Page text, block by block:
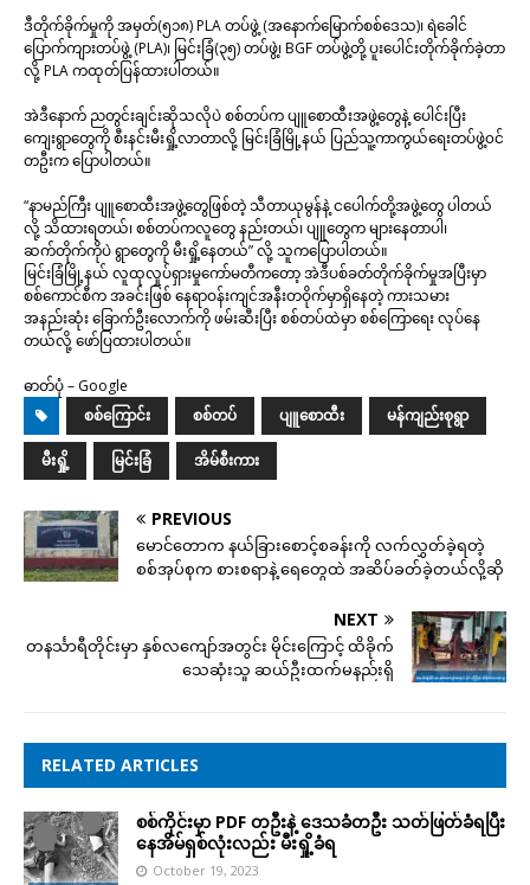
ဒီတိုက်ခိုက်မှုကို အမှတ်(၅၁၈) PLA တပ်ဖွဲ့ (အနောက်မြောက်စစ်ဒေသ)၊ ရဲခေါင်
ပြောက်ကျားတပ်ဖွဲ့ (PLA)၊ မြင်းခြံ(၃၅) တပ်ဖွဲ့၊ BGF တပ်ဖွဲ့တို့ ပူးပေါင်းတိုက်ခိုက်ခဲ့တာ
လို့ PLA ကထုတ်ပြန်ထားပါတယ်။
အဲဒီနောက် ညတွင်းချင်းဆိုသလိုပဲ စစ်တပ်က ပျူစောထီးအဖွဲ့တွေနဲ့ ပေါင်းပြီး
ကျေးရွာတွေကို စီးနင်းမီးရှို့လာတာလို့ မြင်းခြံမြို့နယ် ပြည်သူ့ကာကွယ်ရေးတပ်ဖွဲ့၀င်
တဦးက ပြောပါတယ်။
“နာမည်ကြီး ပျူစောထီးအဖွဲ့တွေဖြစ်တဲ့ သီတာယုမွန်နဲ့ ငပေါက်တို့အဖွဲ့တွေ ပါတယ်
လို့ သိထားရတယ်၊ စစ်တပ်ကလူတွေ နည်းတယ်၊ ပျူတွေက များနေတာပါ၊
ဆက်တိုက်ကိုပဲ ရွာတွေကို မီးရှို့နေတယ်” လို့ သူကပြောပါတယ်။
မြင်းခြံမြို့နယ် လူထုလှုပ်ရှားမှုကော်မတီကတော့ အဲဒီပစ်ခတ်တိုက်ခိုက်မှုအပြီးမှာ
စစ်ကောင်စီက အခင်းဖြစ် နေရာဝန်းကျင်အနီးတဝိုက်မှာရှိနေတဲ့ ကားသမား
အနည်းဆုံး ခြောက်ဦးလောက်ကို ဖမ်းဆီးပြီး စစ်တပ်ထဲမှာ စစ်ကြောရေး လုပ်နေ
တယ်လို့ ဖော်ပြထားပါတယ်။
ဓာတ်ပုံ – Google
စစ်ကြောင်း
စစ်တပ် ပျူစောထီး မန်ကျည်းစုရွာ
မီးရှို့ မြင်းခြံ အိမ်စီးကား
PREVIOUS
မောင်တောက နယ်ခြားစောင့်စခန်းကို လက်လွှတ်ခဲ့ရတဲ့
စစ်အုပ်စုက စားစရာနဲ့ ရေတွေထဲ အဆိပ်ခတ်ခဲ့တယ်လို့ဆို
NEXT
တနင်္သာရီတိုင်းမှာ နှစ်လကျော်အတွင်း မိုင်းကြောင့် ထိခိုက်
သေဆုံးသူ ဆယ်ဦးထက်မနည်းရှိ
RELATED ARTICLES
စစ်ကိုင်းမှာ PDF တဦးနဲ့ ဒေသခံတဦး သတ်ဖြတ်ခံရပြီး
နေအိမ်ရှစ်လုံးလည်း မီးရှို့ခံရ
October 19, 2023